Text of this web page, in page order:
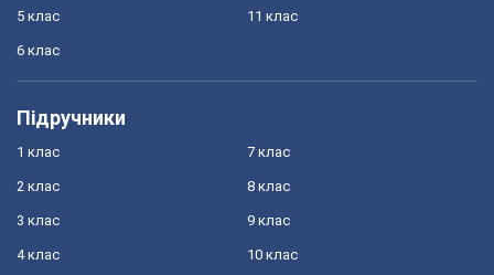
5 клас
6 клас
11 клас
Підручники
1 клас
2 клас
3 клас
4 клас
7 клас
8 клас
9 клас
10 клас